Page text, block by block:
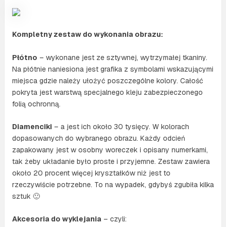
Kompletny zestaw do wykonania obrazu:
Płótno – wykonane jest ze sztywnej, wytrzymałej tkaniny.
Na płótnie naniesiona jest grafika z symbolami wskazującymi
miejsca gdzie należy ułożyć poszczególne kolory. Całość
pokryta jest warstwą specjalnego kleju zabezpieczonego
folią ochronną.
Diamenciki– a jest ich około 30 tysięcy. W kolorach
dopasowanych do wybranego obrazu. Każdy odcień
zapakowany jest w osobny woreczek i opisany numerkami,
tak żeby układanie było proste i przyjemne. Zestaw zawiera
około 20 procent więcej kryształków niż jest to
rzeczywiście potrzebne. To na wypadek, gdybyś zgubiła kilka
sztuk 🙂
Akcesoria do wyklejania– czyli: